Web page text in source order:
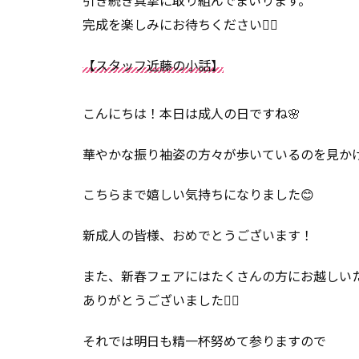
完成を楽しみにお待ちください🙇‍♀️
【スタッフ近藤の小話】
こんにちは！本日は成人の日ですね🌸
華やかな振り袖姿の方々が歩いているのを見かけ
こちらまで嬉しい気持ちになりました😊
新成人の皆様、おめでとうございます！
また、新春フェアにはたくさんの方にお越しい
ありがとうございました🙇‍♀️
それでは明日も精一杯努めて参りますので